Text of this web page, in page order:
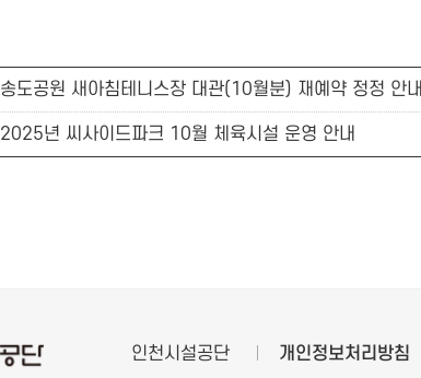
송도공원 새아침테니스장 대관(10월분) 재예약 정정 안내
2025년 씨사이드파크 10월 체육시설 운영 안내
인천시설공단 개인정보처리방침